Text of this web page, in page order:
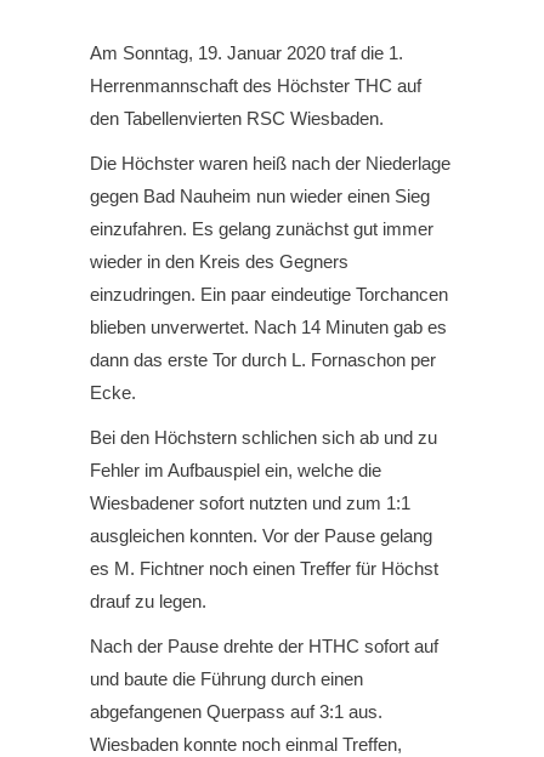
Am Sonntag, 19. Januar 2020 traf die 1.
Herrenmannschaft des Höchster THC auf
den Tabellenvierten RSC Wiesbaden.
Die Höchster waren heiß nach der Niederlage
gegen Bad Nauheim nun wieder einen Sieg
einzufahren. Es gelang zunächst gut immer
wieder in den Kreis des Gegners
einzudringen. Ein paar eindeutige Torchancen
blieben unverwertet. Nach 14 Minuten gab es
dann das erste Tor durch L. Fornaschon per
Ecke.
Bei den Höchstern schlichen sich ab und zu
Fehler im Aufbauspiel ein, welche die
Wiesbadener sofort nutzten und zum 1:1
ausgleichen konnten. Vor der Pause gelang
es M. Fichtner noch einen Treffer für Höchst
drauf zu legen.
Nach der Pause drehte der HTHC sofort auf
und baute die Führung durch einen
abgefangenen Querpass auf 3:1 aus.
Wiesbaden konnte noch einmal Treffen,